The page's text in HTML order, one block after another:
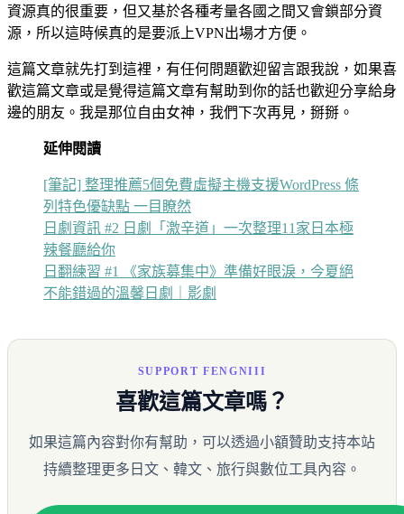
資源真的很重要，但又基於各種考量各國之間又會鎖部分資
源，所以這時候真的是要派上VPN出場才方便。
這篇文章就先打到這裡，有任何問題歡迎留言跟我說，如果喜
歡這篇文章或是覺得這篇文章有幫助到你的話也歡迎分享給身
邊的朋友。我是那位自由女神，我們下次再見，掰掰。
延伸閱讀
[筆記] 整理推薦5個免費虛擬主機支援WordPress 條
列特色優缺點 一目瞭然
日劇資訊 #2 日劇「激辛道」一次整理11家日本極
辣餐廳給你
日翻練習 #1 《家族募集中》準備好眼淚，今夏絕
不能錯過的溫馨日劇｜影劇
SUPPORT FENGNIII
喜歡這篇文章嗎？
如果這篇內容對你有幫助，可以透過小額贊助支持本站
持續整理更多日文、韓文、旅行與數位工具內容。